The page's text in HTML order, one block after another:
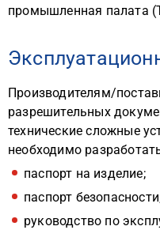
промышленная палата
Производителям/
разрешительных
технические сложные
необходимо
паспорт на изделие;
паспорт
руководство по